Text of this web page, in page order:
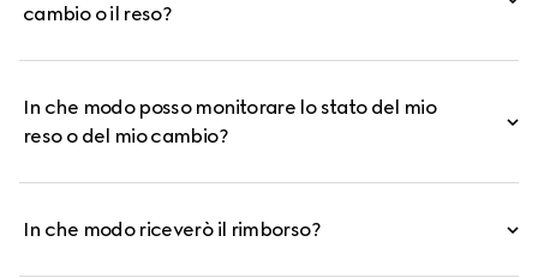
cambio o il reso?
In che modo posso monitorare lo stato del mio
reso o del mio cambio?
In che modo riceverò il rimborso?